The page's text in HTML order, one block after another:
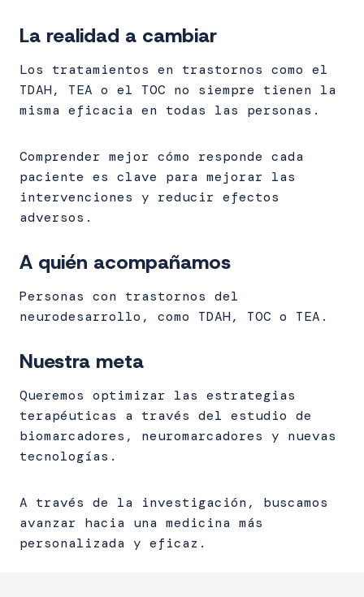
La realidad a cambiar
Los tratamientos en trastornos como el
TDAH, TEA o el TOC no siempre tienen la
misma eficacia en todas las personas.
Comprender mejor cómo responde cada
paciente es clave para mejorar las
intervenciones y reducir efectos
adversos.
A quién acompañamos
Personas con trastornos del
neurodesarrollo, como TDAH, TOC o TEA.
Nuestra meta
Queremos optimizar las estrategias
terapéuticas a través del estudio de
biomarcadores, neuromarcadores y nuevas
tecnologías.
A través de la investigación, buscamos
avanzar hacia una medicina más
personalizada y eficaz.